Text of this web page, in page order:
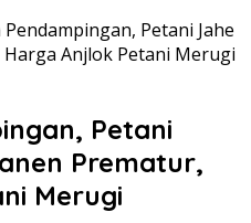
Pendampingan, Petani Jahe
Anjlok Petani Merugi
Petani
Prematur,
Merugi